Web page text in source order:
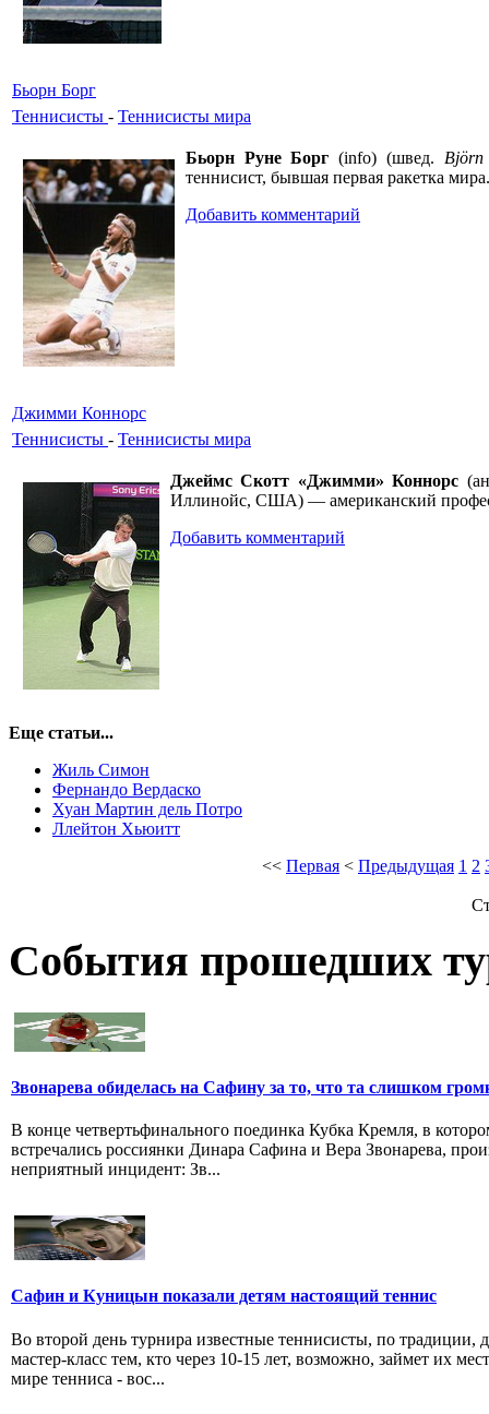
Бьорн Борг
Теннисисты - Теннисисты мира
Бьорн Руне Борг (info) (швед. Björn
теннисист, бывшая первая ракетка мира.
Добавить комментарий
Джимми Коннорс
Теннисисты - Теннисисты мира
Джеймс Скотт «Джимми» Коннорс
Иллинойс, США) — американский
Добавить комментарий
Еще статьи...
Жиль Симон
Фернандо Вердаско
Хуан Мартин дель Потро
Ллейтон Хьюитт
<< Первая < Предыдущая 1 2
События прошедших
Звонарева обиделась на Сафину за то, что та слишком
В конце четвертьфинального поединка Кубка Кремля, в
встречались россиянки Динара Сафина и Вера Звонарева,
неприятный инцидент: Зв...
Сафин и Куницын показали детям настоящий теннис
Во второй день турнира известные теннисисты, по традиции,
мастер-класс тем, кто через 10-15 лет, возможно, займет их
мире тенниса - вос...